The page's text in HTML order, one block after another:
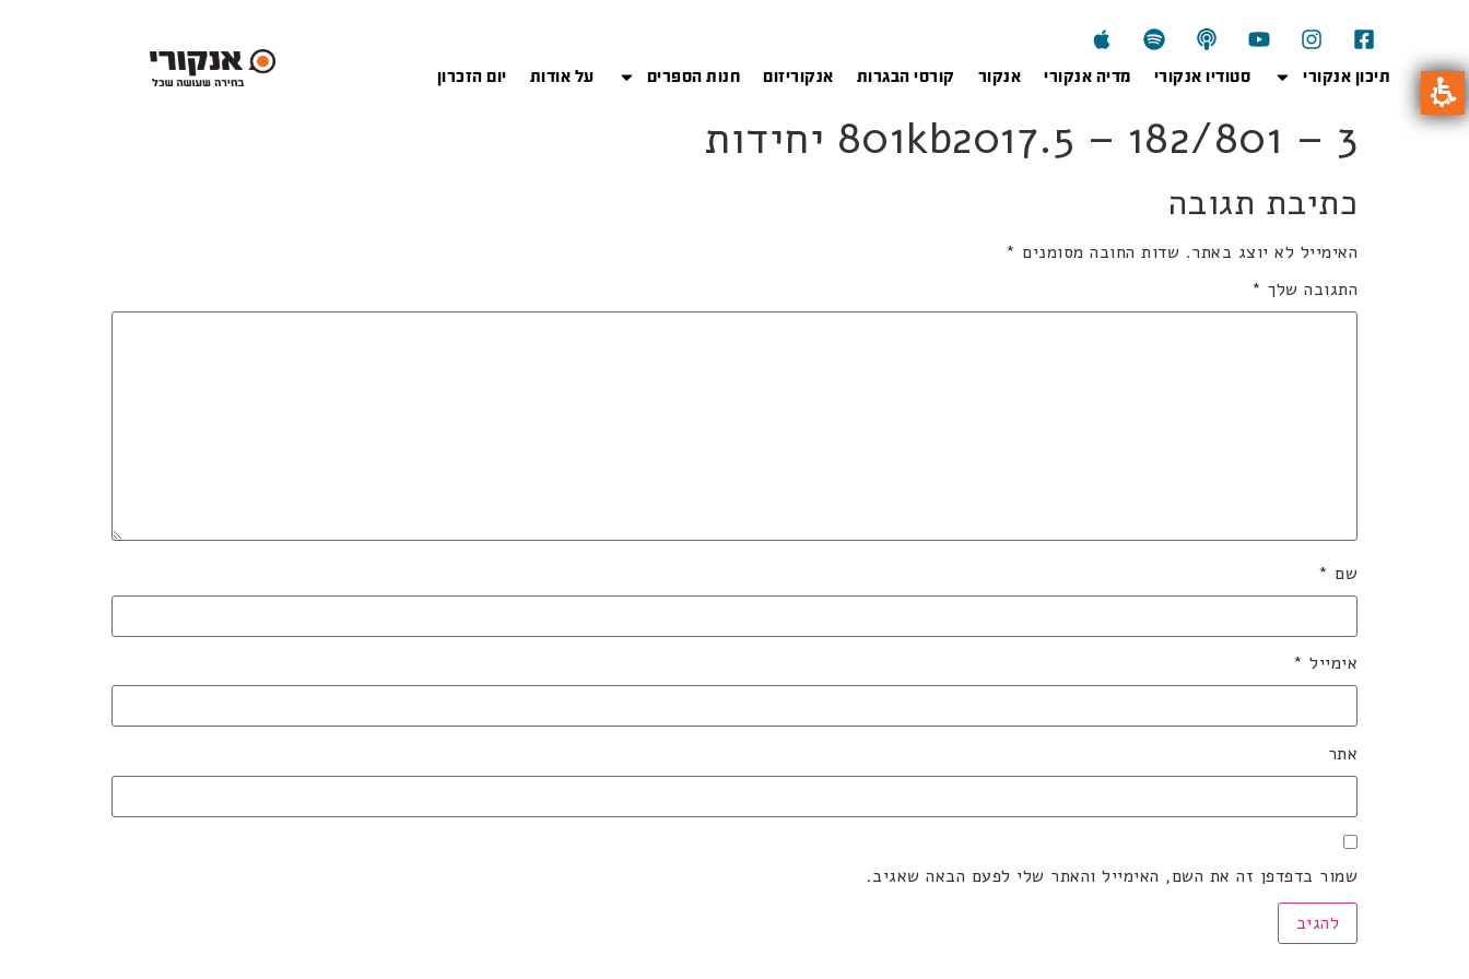
תיכון אנקורי סטודיו אנקורי מדיה אנקורי אנקור קורסי הבגרות אנקוריזום חנות הספרים על אודות יום הזכרון
801kb2017.5 – 182/801 – 3 יחידות
כתיבת תגובה
האימייל לא יוצג באתר. שדות החובה מסומנים *
התגובה שלך *
שם *
אימייל *
אתר
שמור בדפדפן זה את השם, האימייל והאתר שלי לפעם הבאה שאגיב.